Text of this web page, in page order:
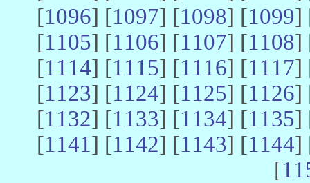
[1096] [1097] [1098] [1099]
[1105] [1106] [1107] [1108]
[1114] [1115] [1116] [1117]
[1123] [1124] [1125] [1126]
[1132] [1133] [1134] [1135]
[1141] [1142] [1143] [1144]
[